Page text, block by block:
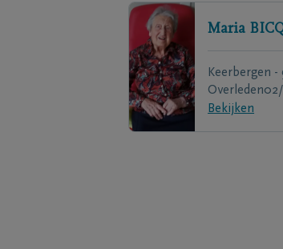
Maria
Keerbergen -
Overleden
Bekijken